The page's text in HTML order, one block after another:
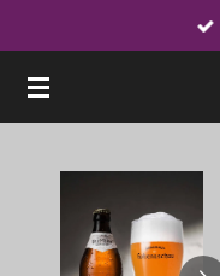
springen